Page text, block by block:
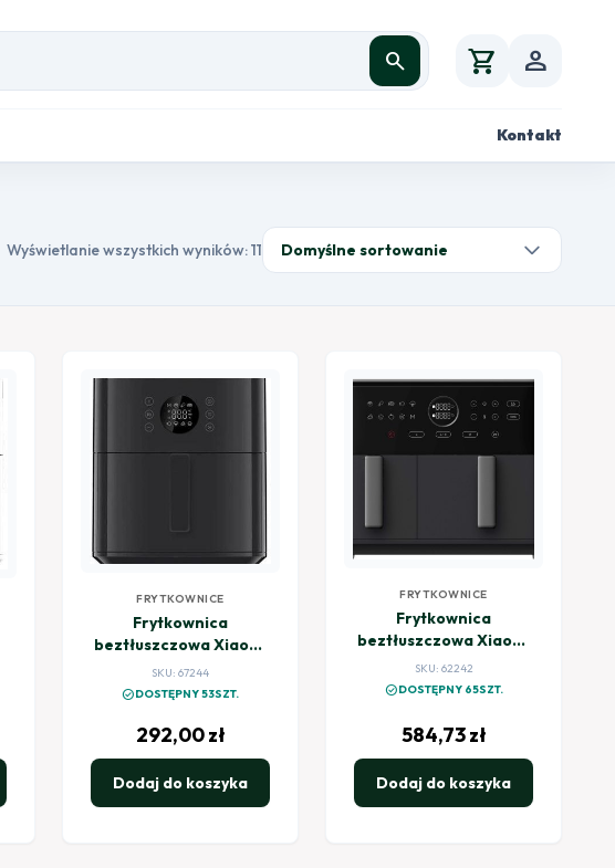
search shopping_cart person
Kontakt
Wyświetlanie wszystkich wyników: 11
FRYTKOWNICE
Frytkownica
beztłuszczowa Xiaomi
Air Fryer 6,5L NE
czarny
SKU: 67244
check_circleDOSTĘPNY 53SZT.
292,00zł
Dodaj do koszyka
FRYTKOWNICE
Frytkownica
beztłuszczowa Xiaomi
Dual Zone Air Fryer 10L
czarny
SKU: 62242
check_circleDOSTĘPNY 65SZT.
584,73zł
Dodaj do koszyka